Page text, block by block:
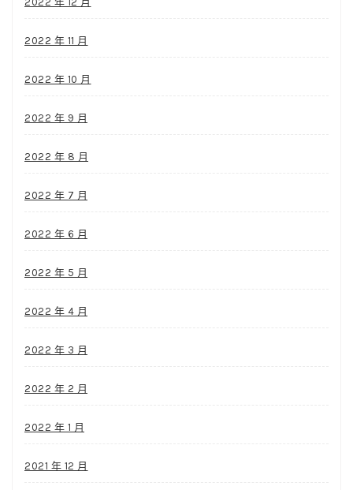
2022 年 11 月
2022 年 10 月
2022 年 9 月
2022 年 8 月
2022 年 7 月
2022 年 6 月
2022 年 5 月
2022 年 4 月
2022 年 3 月
2022 年 2 月
2022 年 1 月
2021 年 12 月